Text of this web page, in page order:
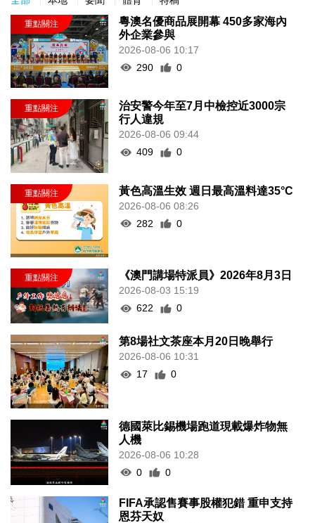
粵澳名優商品展開幕 450多家海內
外企業參與
2026-08-06 10:17
290
0
治安警今年至7月中檢控近3000宗
行人違規
2026-08-06 09:44
409
0
黃色高溫生效 週日最高溫料達35°C
2026-08-06 08:26
282
0
《澳門講場特派員》2026年8月3日
2026-08-03 15:19
622
0
第8場社文茶座本月20日晚舉行
2026-08-06 10:31
17
0
德國萊比錫機場跑道現載爆炸物無
人機
2026-08-06 10:28
0
0
FIFA承認售賽事股權犯錯 重申支持
恩芬天奴